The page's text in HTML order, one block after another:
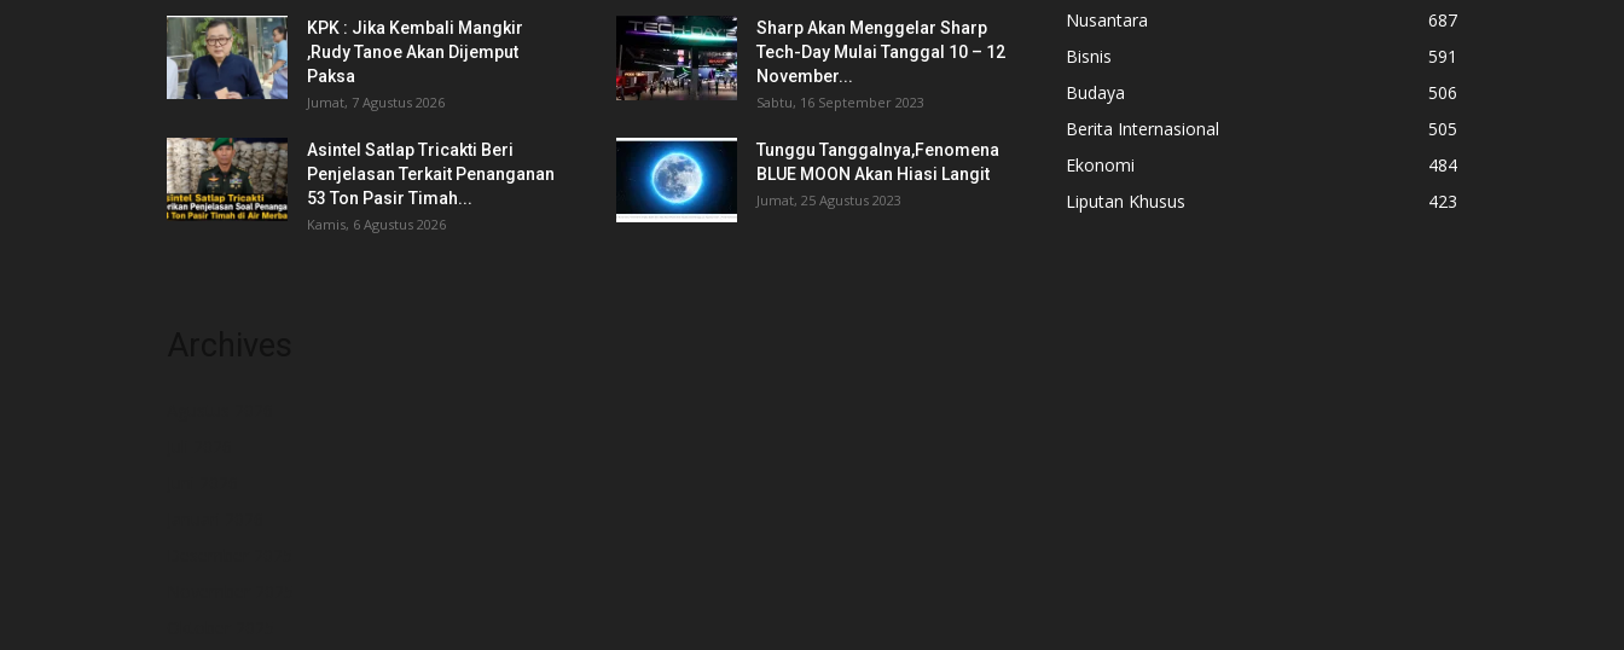
KPK : Jika Kembali Mangkir
,Rudy Tanoe Akan Dijemput
Paksa
Jumat, 7 Agustus 2026
Asintel Satlap Tricakti Beri
Penjelasan Terkait Penanganan
53 Ton Pasir Timah...
Kamis, 6 Agustus 2026
Sharp Akan Menggelar Sharp
Tech-Day Mulai Tanggal 10 – 12
November...
Sabtu, 16 September 2023
Tunggu Tanggalnya,Fenomena
BLUE MOON Akan Hiasi Langit
Jumat, 25 Agustus 2023
Nusantara
687
Bisnis
591
Budaya
506
Berita Internasional
505
Ekonomi
484
Liputan Khusus
423